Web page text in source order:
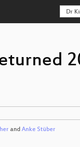
and Anke Stüber